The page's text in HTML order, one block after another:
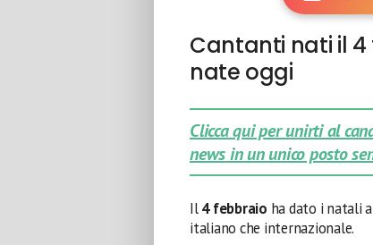
Cantanti nati il
nate oggi
Clicca qui per unirti al
news in un unico posto
Il4 febbraio ha dato i natali
italiano che internazionale.